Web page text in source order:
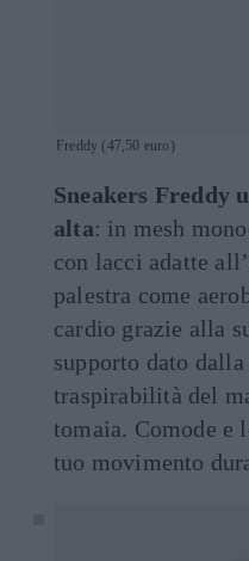
Freddy (47,50 euro)
Sneakers Freddy
alta: in mesh
con lacci adatte
palestra come
cardio grazie alla
supporto dato
traspirabilità del
tomaia. Comode e
tuo movimento